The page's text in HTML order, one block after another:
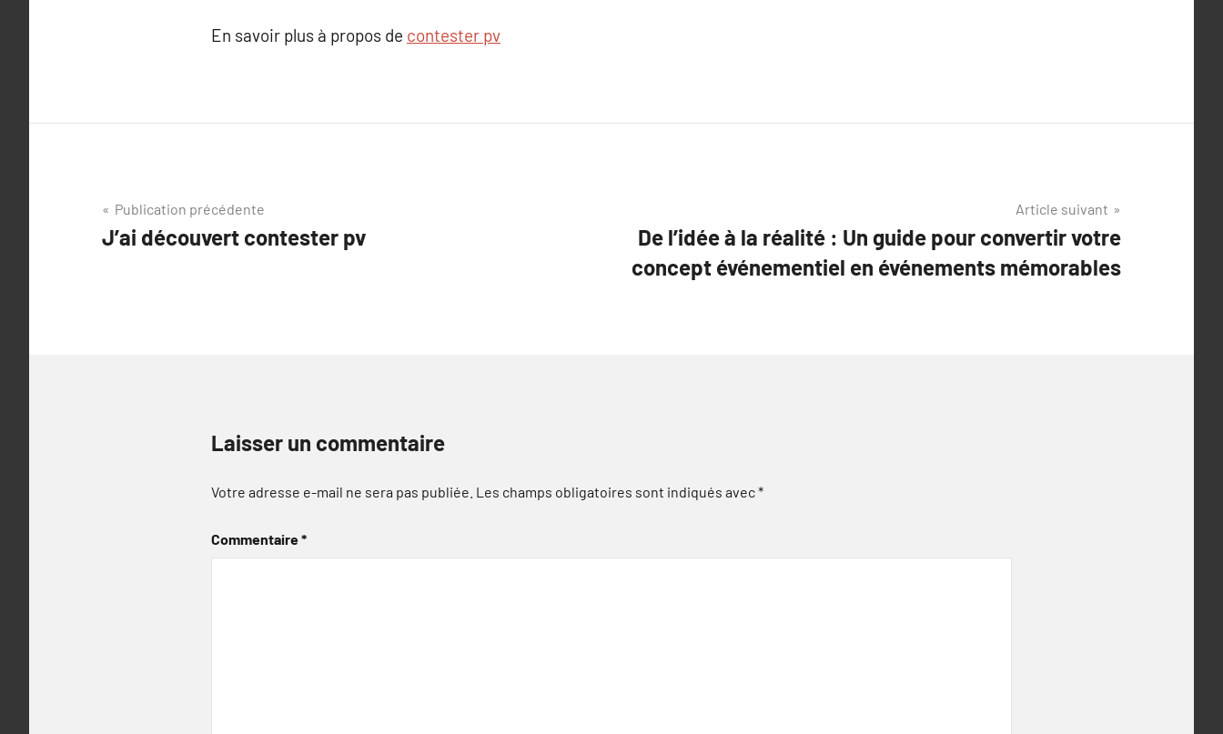
En savoir plus à propos de contester pv
Navigation
de
Publication précédente
J’ai découvert contester pv
Article suivant
De l’idée à la réalité : Un guide pour convertir votre
concept événementiel en événements mémorables
Laisser un commentaire
Votre adresse e-mail ne sera pas publiée. Les champs obligatoires sont indiqués avec*
Commentaire*